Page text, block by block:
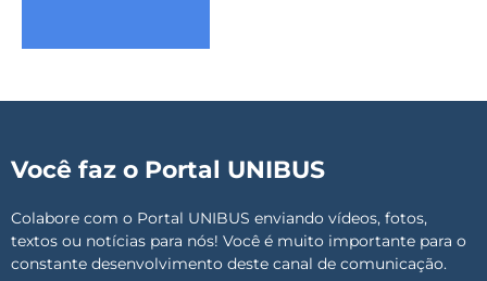
Você faz o Portal UNIBUS
Colabore com o Portal UNIBUS enviando vídeos, fotos,
textos ou notícias para nós! Você é muito importante para o
constante desenvolvimento deste canal de comunicação.